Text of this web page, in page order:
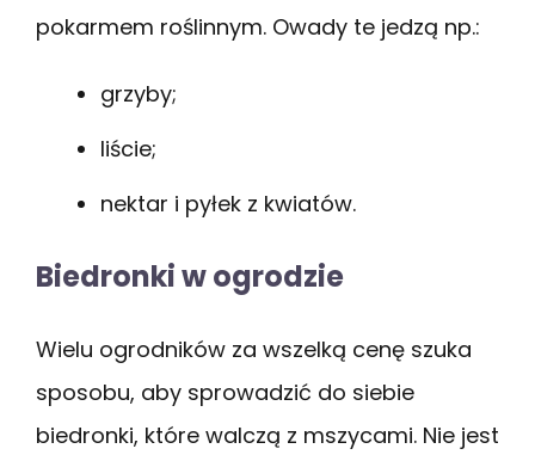
pokarmem roślinnym. Owady te jedzą np.:
grzyby;
liście;
nektar i pyłek z kwiatów.
Biedronki w ogrodzie
Wielu ogrodników za wszelką cenę szuka
sposobu, aby sprowadzić do siebie
biedronki, które walczą z mszycami. Nie jest